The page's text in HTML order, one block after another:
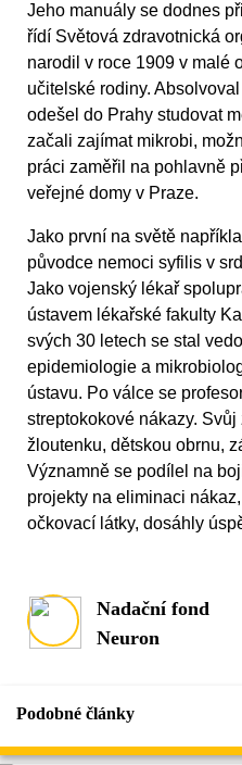
Jeho manuály se dodnes
řídí Světová zdravotnická
narodil v roce 1909 v malé
učitelské rodiny.
odešel do Prahy studovat
začali zajímat mikrobi,
práci zaměřil na pohlavně
veřejné domy v Praze.
Jako první na světě
původce nemoci syfilis v
Jako vojenský lékař
ústavem lékařské fakulty
svých 30 letech se stal
epidemiologie a
ústavu. Po válce se
streptokokové nákazy.
žloutenku, dětskou obrnu,
Významně se podílel na
projekty na eliminaci
očkovací látky, dosáhly
Nadační fond
Neuron
Podobné články